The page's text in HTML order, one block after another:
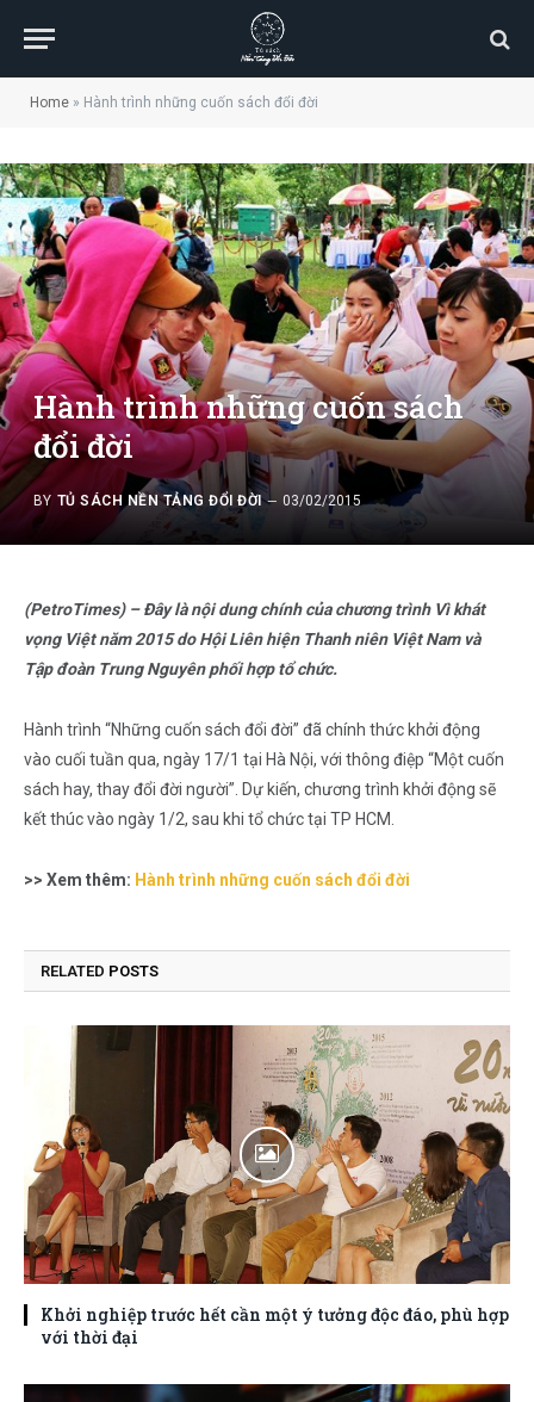
Home » Hành trình những cuốn sách đổi đời
Hành trình những cuốn sách
đổi đời
BY TỦ SÁCH NỀN TẢNG ĐỔI ĐỜI 03/02/2015
(PetroTimes) – Đây là nội dung chính của chương trình Vì khát
vọng Việt năm 2015 do Hội Liên hiện Thanh niên Việt Nam và
Tập đoàn Trung Nguyên phối hợp tổ chức.
Hành trình “Những cuốn sách đổi đời” đã chính thức khởi động
vào cuối tuần qua, ngày 17/1 tại Hà Nội, với thông điệp “Một cuốn
sách hay, thay đổi đời người”. Dự kiến, chương trình khởi động sẽ
kết thúc vào ngày 1/2, sau khi tổ chức tại TP HCM.
>> Xem thêm: Hành trình những cuốn sách đổi đời
RELATED POSTS
Khởi nghiệp trước hết cần một ý tưởng độc đáo, phù hợp
với thời đại